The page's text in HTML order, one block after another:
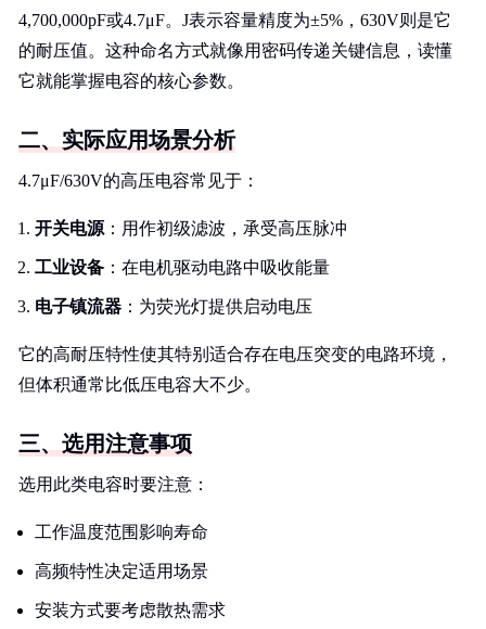
4,700,000pF或4.7μF。J表示容量精度为±5%，630V则是它
的耐压值。这种命名方式就像用密码传递关键信息，读懂
它就能掌握电容的核心参数。
二、实际应用场景分析
4.7μF/630V的高压电容常见于：
开关电源 ：用作初级滤波，承受高压脉冲
工业设备 ：在电机驱动电路中吸收能量
电子镇流器 ：为荧光灯提供启动电压
它的高耐压特性使其特别适合存在电压突变的电路环境，
但体积通常比低压电容大不少。
三、选用注意事项
选用此类电容时要注意：
工作温度范围影响寿命
高频特性决定适用场景
安装方式要考虑散热需求